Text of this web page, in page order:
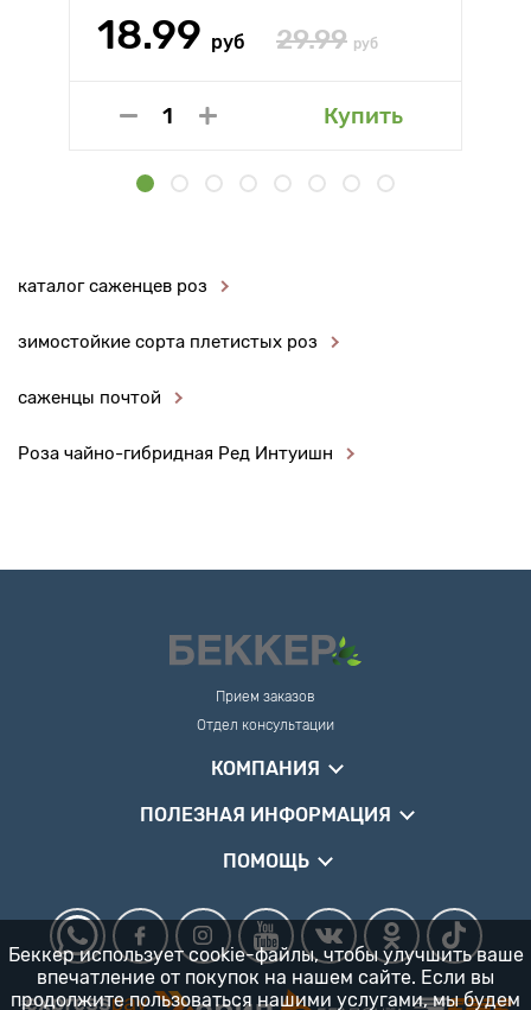
18.99 руб 29.99 руб
Купить
каталог саженцев роз
зимостойкие сорта плетистых роз
саженцы почтой
Роза чайно-гибридная Ред Интуишн
Прием заказов
Отдел консультации
КОМПАНИЯ
ПОЛЕЗНАЯ ИНФОРМАЦИЯ
ПОМОЩЬ
Беккер использует cookie-файлы, чтобы улучшить ваше
впечатление от покупок на нашем сайте. Если вы
продолжите пользоваться нашими услугами, мы будем